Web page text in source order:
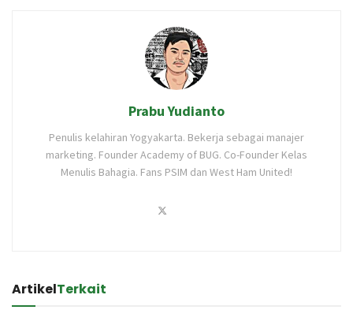
Prabu Yudianto
Penulis kelahiran Yogyakarta. Bekerja sebagai manajer
marketing. Founder Academy of BUG. Co-Founder Kelas
Menulis Bahagia. Fans PSIM dan West Ham United!
ArtikelTerkait